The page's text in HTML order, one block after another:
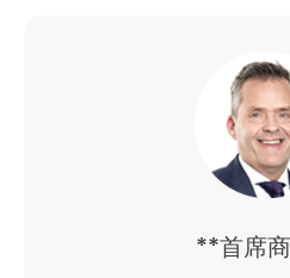
**首席